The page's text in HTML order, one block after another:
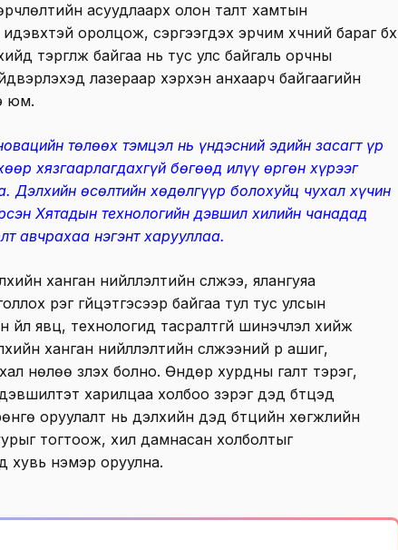
асуудлаарх олон талт хамтын
оролцож, сэргээгдэх эрчим хүчний бараг бүх
тэргүүлж байгаа нь тус улс байгаль орчны
лазераар хэрхэн анхаарч байгаагийн
юм.
төлөөх тэмцэл нь үндэсний эдийн засагт үр
хязгаарлагдахгүй бөгөөд илүү өргөн хүрээг
Дэлхийн өсөлтийн хөдөлгүүр болохуйц чухал хүчин
Хятадын технологийн дэвшил хилийн чанадад
авчрахаа нэгэнт харууллаа.
ханган нийлүүлэлтийн сүлжээ, ялангуяа
үүрэг гүйцэтгэсээр байгаа тул тус улсын
үйл явц, технологид тасралтгүй шинэчлэл хийж
ханган нийлүүлэлтийн сүлжээний үр ашиг,
нөлөө үзүүлэх болно. Өндөр хурдны галт тэрэг,
харилцаа холбоо зэрэг дэд бүтцэд
оруулалт нь дэлхийн дэд бүтцийн хөгжлийн
тогтоож, хил дамнасан холболтыг
хувь нэмэр оруулна.